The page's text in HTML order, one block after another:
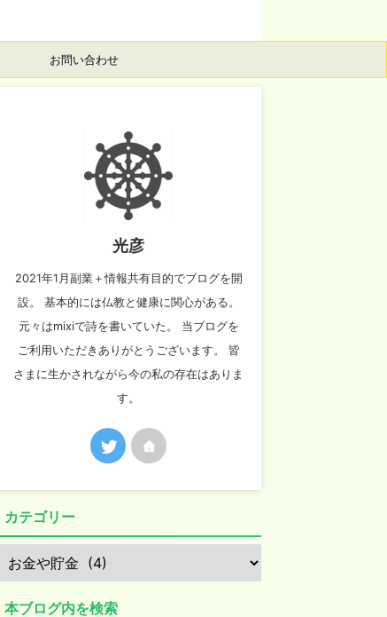
お問い合わせ
光彦
2021年1月副業＋情報共有目的でブログを開
設。 基本的には仏教と健康に関心がある。
元々はmixiで詩を書いていた。 当ブログを
ご利用いただきありがとうございます。 皆
さまに生かされながら今の私の存在はありま
す。
カテゴリー
本ブログ内を検索